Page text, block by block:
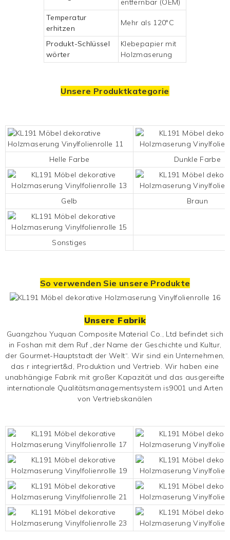
entfernbar (OEM)
Temperatur
erhitzen
Mehr als 120°C
Produkt-Schlüssel
wörter
Klebepapier mit
Holzmaserung
Unsere Produktkategorie
Helle Farbe Dunkle Farbe
Gelb Braun
Sonstiges
So verwenden Sie unsere Produkte
Unsere Fabrik
Guangzhou Yuquan Composite Material Co., Ltd befindet sich
in Foshan mit dem Ruf „der Name der Geschichte und Kultur,
der Gourmet-Hauptstadt der Welt“. Wir sind ein Unternehmen,
das r integriert&d, Produktion und Vertrieb. Wir haben eine
unabhängige Fabrik mit großer Kapazität und das ausgereifte
internationale Qualitätsmanagementsystem is9001 und Arten
von Vertriebskanälen